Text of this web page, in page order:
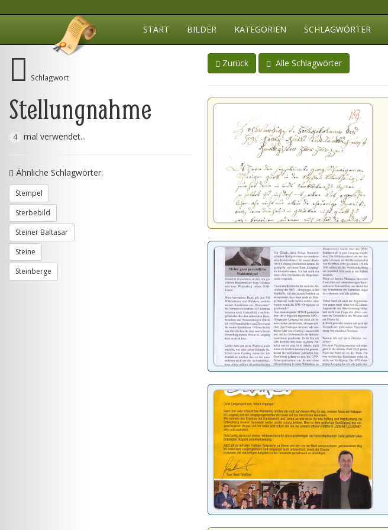
START BILDER KATEGORIEN SCHLAGWÖRTER
Schlagwort
Stellungnahme
4 mal verwendet...
Ähnliche Schlagwörter:
Stempel
Sterbebild
Steiner Baltasar
Steine
Steinberge
Zurück Alle Schlagwörter